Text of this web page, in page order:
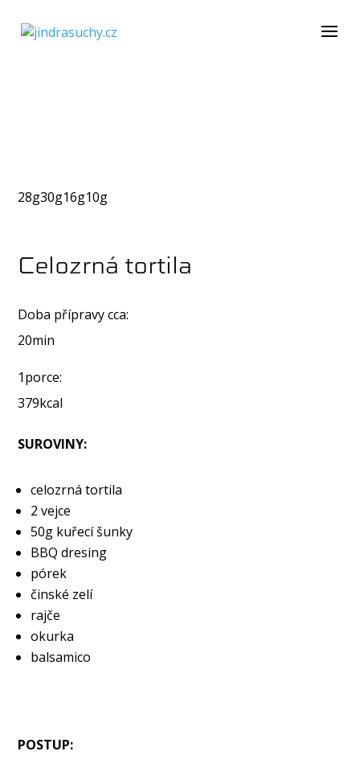
28g30g16g10g
Celozrná tortila
Doba přípravy cca:
20min
1porce:
379kcal
SUROVINY:
celozrná tortila
2 vejce
50g kuřecí šunky
BBQ dresing
pórek
činské zelí
rajče
okurka
balsamico
POSTUP: